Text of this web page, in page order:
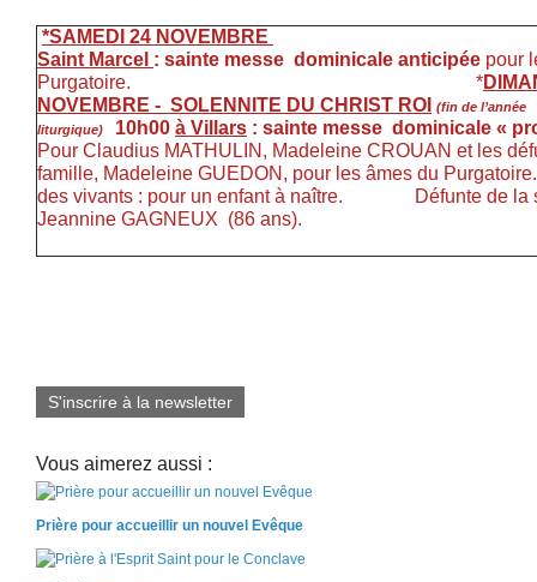
*SAMEDI 24 NOVEMBRE
Saint Marcel : sainte messe dominicale anticipée pour
Purgatoire. *
NOVEMBRE - SOLENNITE DU CHRIST ROI
(fin de l’année
liturgique)
10h00 à Villars : sainte messe dominicale «
Pour Claudius MATHULIN, Madeleine CROUAN et les
famille, Madeleine GUEDON, pour les âmes du
des vivants : pour un enfant à naître. Défunte de la
Jeannine GAGNEUX (86 ans).
S'inscrire à la newsletter
Vous aimerez aussi :
Prière pour accueillir un nouvel Evêque